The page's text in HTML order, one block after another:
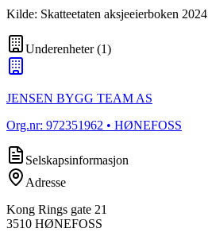
Kilde: Skatteetaten aksjeeierboken 2024
Underenheter(1)
JENSEN BYGG TEAM AS
Org.nr: 972351962 • HØNEFOSS
Selskapsinformasjon
Adresse
Kong Rings gate 21
3510 HØNEFOSS